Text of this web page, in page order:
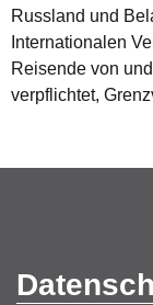
Russland und
Internationalen
Reisende von
verpflichtet,